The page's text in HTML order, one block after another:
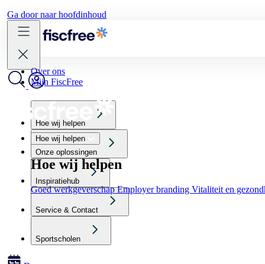
Ga door naar hoofdinhoud
Hoe wij helpen
Onze oplossingen
Inspiratiehub
Service & Contact
Sportscholen
Over ons
Mijn FiscFree
Hoe wij helpen
Hoe wij helpen
Goed werkgeverschapEmployer branding Vitaliteit en